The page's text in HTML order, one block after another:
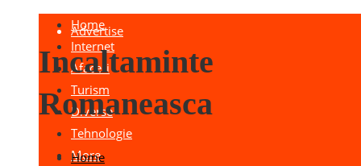
Advertise
Home
Internet
Afaceri
Turism
Diverse
Tehnologie
More
Incaltaminte
Romaneasca
Home